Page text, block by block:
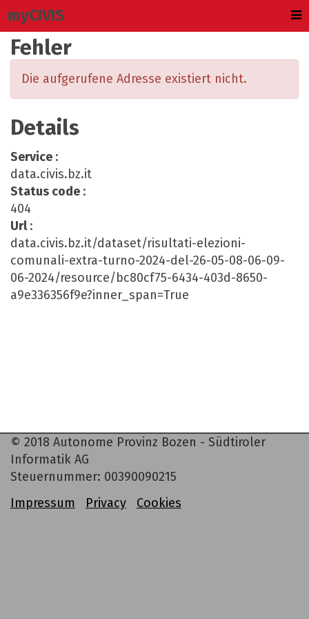
myCIVIS
Fehler
Die aufgerufene Adresse existiert nicht.
Details
Service :
data.civis.bz.it
Status code :
404
Url:
data.civis.bz.it/dataset/risultati-elezioni-
comunali-extra-turno-2024-del-26-05-08-06-09-
06-2024/resource/bc80cf75-6434-403d-8650-
a9e336356f9e?inner_span=True
© 2018 Autonome Provinz Bozen - Südtiroler
Informatik AG
Steuernummer: 00390090215
Impressum
Privacy Cookies